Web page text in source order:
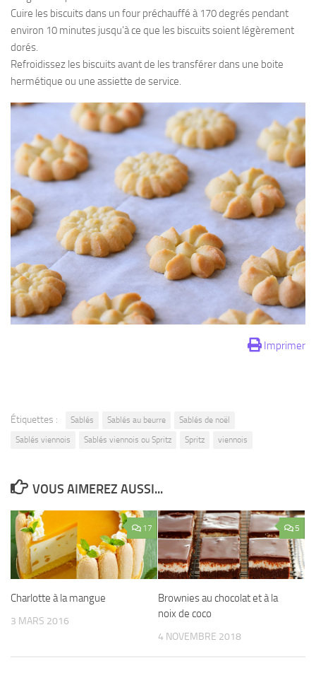
Cuire les biscuits dans un four préchauffé à 170 degrés pendant
environ 10 minutes jusqu’à ce que les biscuits soient légèrement
dorés.
Refroidissez les biscuits avant de les transférer dans une boite
hermétique ou une assiette de service.
Imprimer
Étiquettes : Sablés Sablés au beurre
Sablés de noël
Sablés viennois
Sablés viennois ou Spritz Spritz viennois
VOUS AIMEREZ AUSSI...
17
Charlotte à la mangue
3 MARS 2016
5
Brownies au chocolat et à la
noix de coco
4 NOVEMBRE 2018